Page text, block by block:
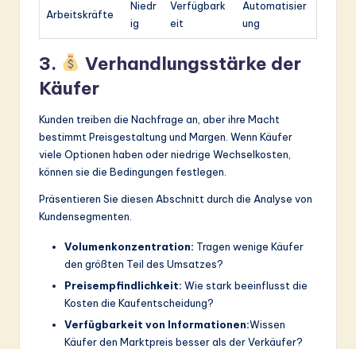
Arbeitskräfte
Niedr
ig
Verfügbark
eit
Automatisier
ung
3.
Verhandlungsstärke der
Käufer
Kunden treiben die Nachfrage an, aber ihre Macht
bestimmt Preisgestaltung und Margen. Wenn Käufer
viele Optionen haben oder niedrige Wechselkosten,
können sie die Bedingungen festlegen.
Präsentieren Sie diesen Abschnitt durch die Analyse von
Kundensegmenten.
Volumenkonzentration: Tragen wenige Käufer
den größten Teil des Umsatzes?
Preisempfindlichkeit: Wie stark beeinflusst die
Kosten die Kaufentscheidung?
Verfügbarkeit von Informationen:Wissen
Käufer den Marktpreis besser als der Verkäufer?